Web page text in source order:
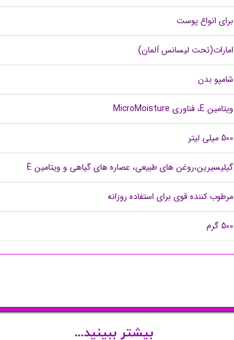
برای انواع پوست
امارات(تحت لیسانس آلمان)
شامپو بدن
ویتامین E، فناوری MicroMoisture
500 میلی لیتر
گیلیسیرین،روغن های طبیعی، عصاره های گیاهی و ویتامین E
مرطوب کننده قوی برای استفاده روزانه
500 گرم
بیشتر ببینید...